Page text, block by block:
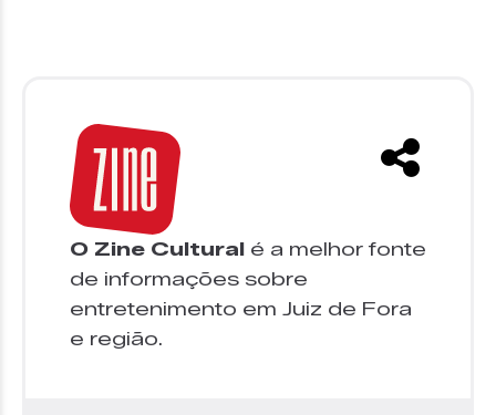
O Zine Cultural é a melhor fonte
de informações sobre
entretenimento em Juiz de Fora
e região.